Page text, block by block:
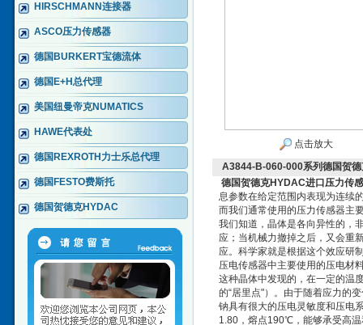
HIRSCHMANN连接器
ASCO压力传感器
德国BURKERT宝德流体
德国E+H总代理
美国纽曼帝克NUMATICS
HAWE代表处
德国REXROTH力士乐总代理
德国FESTO费斯托
德国贺德克HYDAC
点击放大
A3844-B-060-000系列德国贺
德国贺德克HYDAC进口压力传
息参数在给定范围内表现为连续
而我们通常使用的压力传感器主
我们知道，晶体是各向异性的，
应；当机械力撤掉之后，又会重
应。科学家就是根据这个效应研
压电传感器中主要使用的压电材
这种晶体中发现的，在一定的温
的“居里点"）。由于随着应力的
钠具有很大的压电灵敏度和压电
1.80，熔点190℃，能够承受高